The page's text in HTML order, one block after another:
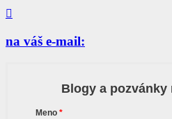

na váš e-mail:
Blogy a pozvánky
Meno